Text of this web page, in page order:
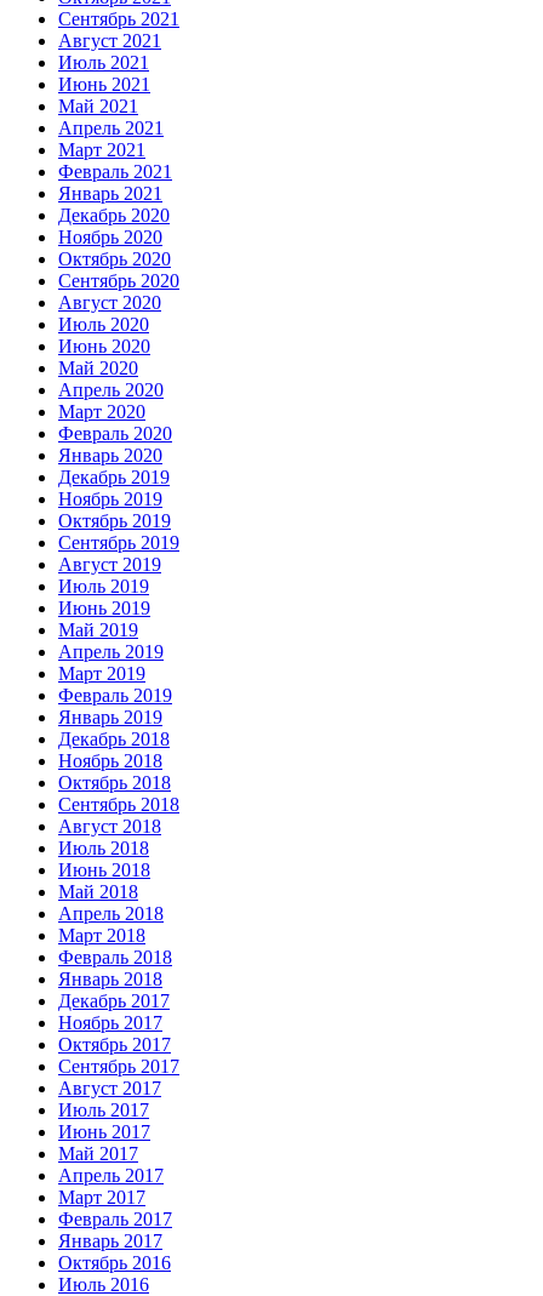
Сентябрь 2021
Август 2021
Июль 2021
Июнь 2021
Май 2021
Апрель 2021
Март 2021
Февраль 2021
Январь 2021
Декабрь 2020
Ноябрь 2020
Октябрь 2020
Сентябрь 2020
Август 2020
Июль 2020
Июнь 2020
Май 2020
Апрель 2020
Март 2020
Февраль 2020
Январь 2020
Декабрь 2019
Ноябрь 2019
Октябрь 2019
Сентябрь 2019
Август 2019
Июль 2019
Июнь 2019
Май 2019
Апрель 2019
Март 2019
Февраль 2019
Январь 2019
Декабрь 2018
Ноябрь 2018
Октябрь 2018
Сентябрь 2018
Август 2018
Июль 2018
Июнь 2018
Май 2018
Апрель 2018
Март 2018
Февраль 2018
Январь 2018
Декабрь 2017
Ноябрь 2017
Октябрь 2017
Сентябрь 2017
Август 2017
Июль 2017
Июнь 2017
Май 2017
Апрель 2017
Март 2017
Февраль 2017
Январь 2017
Октябрь 2016
Июль 2016